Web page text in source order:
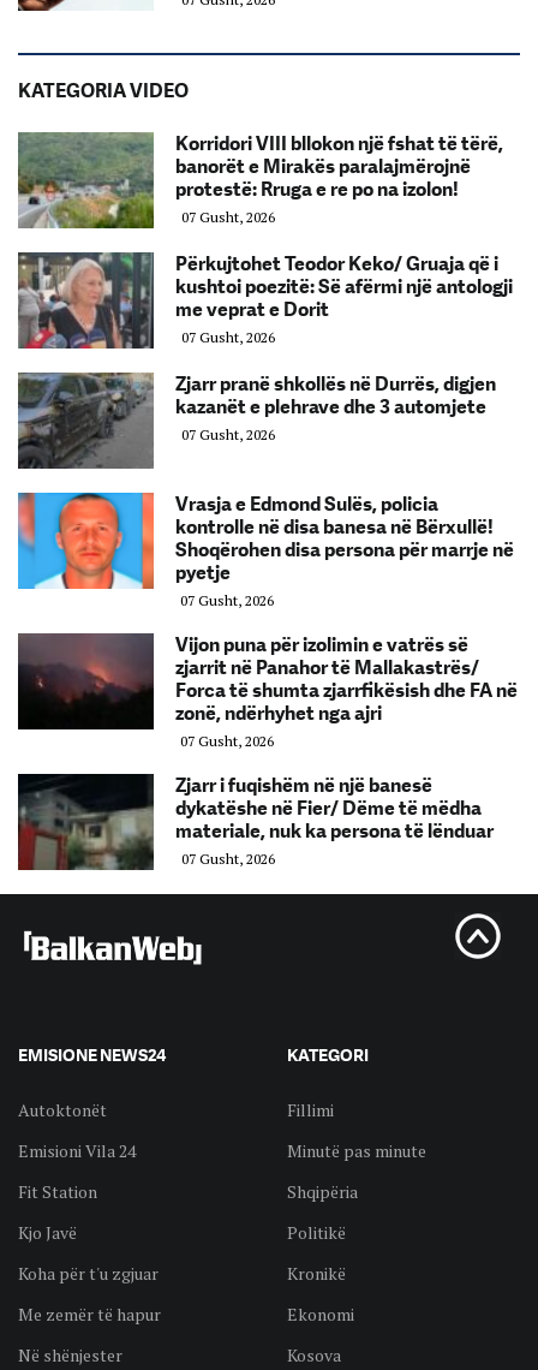
KATEGORIA VIDEO
Korridori VIII bllokon një fshat të tërë,
banorët e Mirakës paralajmërojnë
protestë: Rruga e re po na izolon!
07 Gusht, 2026
Përkujtohet Teodor Keko/ Gruaja që i
kushtoi poezitë: Së afërmi një antologji
me veprat e Dorit
07 Gusht, 2026
Zjarr pranë shkollës në Durrës, digjen
kazanët e plehrave dhe 3 automjete
07 Gusht, 2026
Vrasja e Edmond Sulës, policia
kontrolle në disa banesa në Bërxullë!
Shoqërohen disa persona për marrje në
pyetje
07 Gusht, 2026
Vijon puna për izolimin e vatrës së
zjarrit në Panahor të Mallakastrës/
Forca të shumta zjarrfikësish dhe FA në
zonë, ndërhyhet nga ajri
07 Gusht, 2026
Zjarr i fuqishëm në një banesë
dykatëshe në Fier/ Dëme të mëdha
materiale, nuk ka persona të lënduar
07 Gusht, 2026
EMISIONE NEWS24
Autoktonët
Emisioni Vila 24
Fit Station
Kjo Javë
Koha për t'u zgjuar
Me zemër të hapur
Në shënjester
KATEGORI
Fillimi
Minutë pas minute
Shqipëria
Politikë
Kronikë
Ekonomi
Kosova